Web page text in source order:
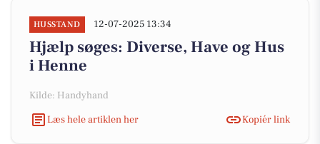
HUSSTAND 12-07-2025 13:34
Hjælp søges: Diverse, Have og Hus
i Henne
Kilde: Handyhand
Læs hele artiklen her
Kopiér link